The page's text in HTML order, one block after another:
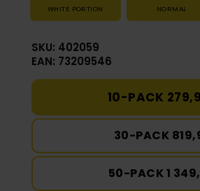
WHITE PORTION NORMAL
SKU: 402059
EAN: 73209546
10-PACK
30-PACK
50-PACK 1